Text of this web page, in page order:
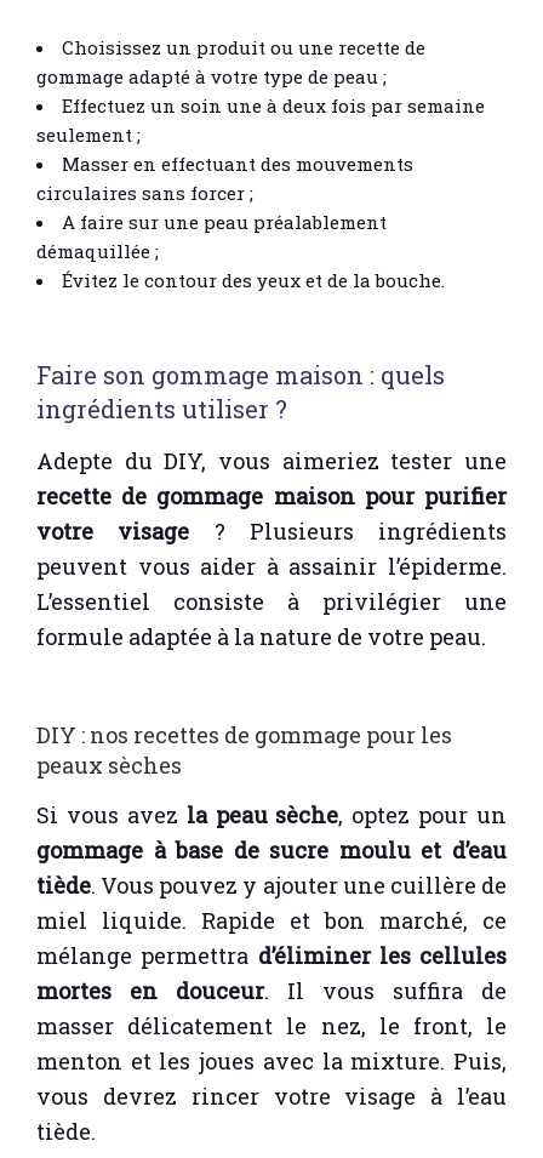
Choisissez un produit ou une recette de
gommage adapté à votre type de peau ;
Effectuez un soin une à deux fois par semaine
seulement ;
Masser en effectuant des mouvements
circulaires sans forcer ;
A faire sur une peau préalablement
démaquillée ;
Évitez le contour des yeux et de la bouche.
Faire son gommage maison : quels
ingrédients utiliser ?
Adepte du DIY, vous aimeriez tester une
recette de gommage maison pour purifier
votre visage ? Plusieurs ingrédients
peuvent vous aider à assainir l’épiderme.
L’essentiel consiste à privilégier une
formule adaptée à la nature de votre peau.
DIY : nos recettes de gommage pour les
peaux sèches
Si vous avez la peau sèche, optez pour un
gommage à base de sucre moulu et d’eau
tiède. Vous pouvez y ajouter une cuillère de
miel liquide. Rapide et bon marché, ce
mélange permettra d’éliminer les cellules
mortes en douceur. Il vous suffira de
masser délicatement le nez, le front, le
menton et les joues avec la mixture. Puis,
vous devrez rincer votre visage à l’eau
tiède.